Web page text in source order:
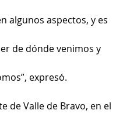
algunos aspectos, y es
de dónde venimos y
expresó.
de Valle de Bravo, en el